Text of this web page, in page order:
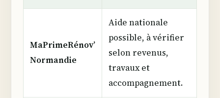
MaPrimeRénov’
Normandie
Aide nationale
possible, à vérifier
selon revenus,
travaux et
accompagnement.